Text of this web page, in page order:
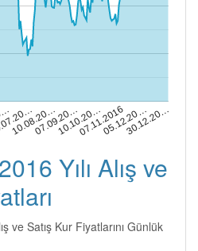
10.08.20…07.09.20…10.10.20…
07.11.201605.12.20…
30.12.20…
Yılı Alış ve
ve Satış Kur Fiyatlarını Günlük